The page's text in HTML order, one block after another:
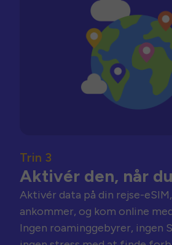
Trin 3
Aktivér den, når
Aktivér data på din rejse-
ankommer, og kom online
Ingen roaminggebyrer, ingen